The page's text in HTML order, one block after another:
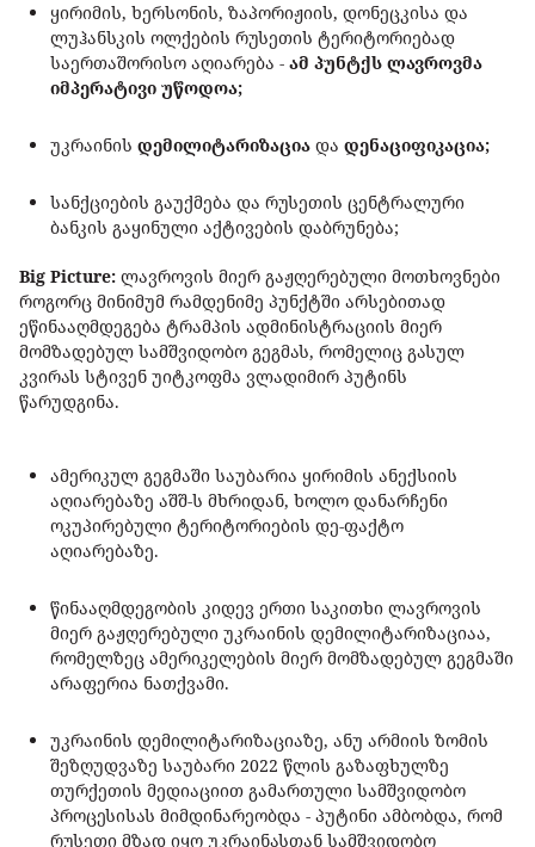
ყირიმის, ხერსონის, ზაპორიჟიის, დონეცკისა და
ლუჰანსკის ოლქების რუსეთის ტერიტორიებად
საერთაშორისო აღიარება - ამ პუნტქს ლავროვმა
იმპერატივი უწოდოა;
უკრაინის დემილიტარიზაცია და დენაციფიკაცია;
სანქციების გაუქმება და რუსეთის ცენტრალური
ბანკის გაყინული აქტივების დაბრუნება;
Big Picture: ლავროვის მიერ გაჟღერებული მოთხოვნები
როგორც მინიმუმ რამდენიმე პუნქტში არსებითად
ეწინააღმდეგება ტრამპის ადმინისტრაციის მიერ
მომზადებულ სამშვიდობო გეგმას, რომელიც გასულ
კვირას სტივენ უიტკოფმა ვლადიმირ პუტინს
წარუდგინა.
ამერიკულ გეგმაში საუბარია ყირიმის ანექსიის
აღიარებაზე აშშ-ს მხრიდან, ხოლო დანარჩენი
ოკუპირებული ტერიტორიების დე-ფაქტო
აღიარებაზე.
წინააღმდეგობის კიდევ ერთი საკითხი ლავროვის
მიერ გაჟღერებული უკრაინის დემილიტარიზაციაა,
რომელზეც ამერიკელების მიერ მომზადებულ გეგმაში
არაფერია ნათქვამი.
უკრაინის დემილიტარიზაციაზე, ანუ არმიის ზომის
შეზღუდვაზე საუბარი 2022 წლის გაზაფხულზე
თურქეთის მედიაციით გამართული სამშვიდობო
პროცესისას მიმდინარეობდა - პუტინი ამბობდა, რომ
რუსეთი მზად იყო უკრაინასთან სამშვიდობო